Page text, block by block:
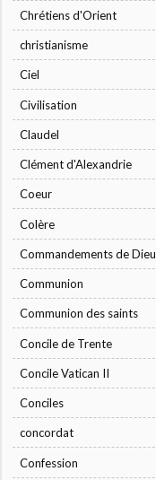
Chrétiens d'Orient
christianisme
Ciel
Civilisation
Claudel
Clément d'Alexandrie
Coeur
Colère
Commandements de Dieu
Communion
Communion des saints
Concile de Trente
Concile Vatican II
Conciles
concordat
Confession